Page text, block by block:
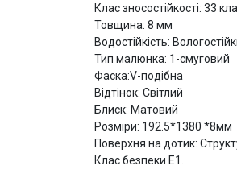
Клас зносостійкості: 33
Товщина: 8 мм
Водостійкість:
Тип малюнка: 1-смуговий
Фаска:V-подібна
Відтінок: Світлий
Блиск: Матовий
Розміри: 192.5*1380 *8мм
Поверхня на дотик:
Клас безпеки Е1.